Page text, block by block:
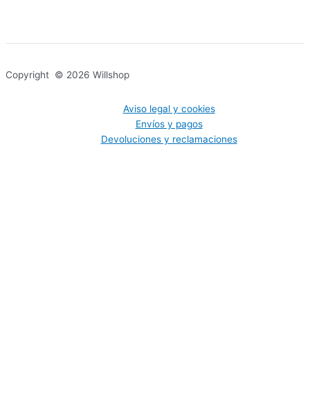
Copyright © 2026 Willshop
Aviso legal y cookies
Envíos y pagos
Devoluciones y reclamaciones